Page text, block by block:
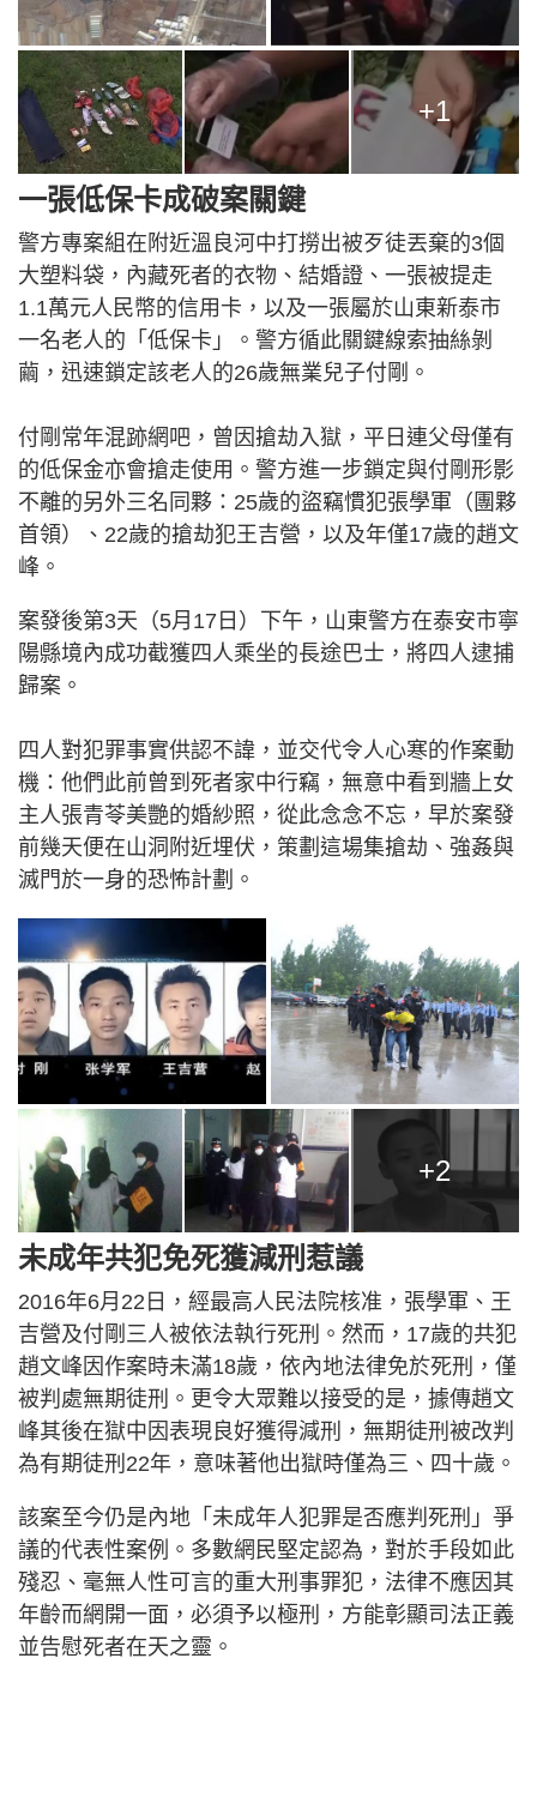
+1
一張低保卡成破案關鍵
警方專案組在附近溫良河中打撈出被歹徒丟棄的3個
大塑料袋，內藏死者的衣物、結婚證、一張被提走
1.1萬元人民幣的信用卡，以及一張屬於山東新泰市
一名老人的「低保卡」。警方循此關鍵線索抽絲剝
繭，迅速鎖定該老人的26歲無業兒子付剛。
付剛常年混跡網吧，曾因搶劫入獄，平日連父母僅有
的低保金亦會搶走使用。警方進一步鎖定與付剛形影
不離的另外三名同夥：25歲的盜竊慣犯張學軍（團夥
首領）、22歲的搶劫犯王吉營，以及年僅17歲的趙文
峰。
案發後第3天（5月17日）下午，山東警方在泰安市寧
陽縣境內成功截獲四人乘坐的長途巴士，將四人逮捕
歸案。
四人對犯罪事實供認不諱，並交代令人心寒的作案動
機：他們此前曾到死者家中行竊，無意中看到牆上女
主人張青苓美艷的婚紗照，從此念念不忘，早於案發
前幾天便在山洞附近埋伏，策劃這場集搶劫、強姦與
滅門於一身的恐怖計劃。
+2
未成年共犯免死獲減刑惹議
2016年6月22日，經最高人民法院核准，張學軍、王
吉營及付剛三人被依法執行死刑。然而，17歲的共犯
趙文峰因作案時未滿18歲，依內地法律免於死刑，僅
被判處無期徒刑。更令大眾難以接受的是，據傳趙文
峰其後在獄中因表現良好獲得減刑，無期徒刑被改判
為有期徒刑22年，意味著他出獄時僅為三、四十歲。
該案至今仍是內地「未成年人犯罪是否應判死刑」爭
議的代表性案例。多數網民堅定認為，對於手段如此
殘忍、毫無人性可言的重大刑事罪犯，法律不應因其
年齡而網開一面，必須予以極刑，方能彰顯司法正義
並告慰死者在天之靈。